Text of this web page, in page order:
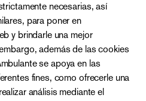
+52 (55) 4333 2019
necesarias, así
para poner en
y brindarle una mejor
además de las cookies
se apoya en las
fines, como ofrecerle una
análisis mediante el